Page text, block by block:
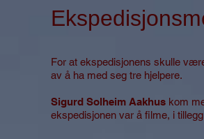
For at ekspedisjonens skulle
av å ha med seg tre hjelpere.
Sigurd Solheim Aakhus kom
ekspedisjonen var å filme, i